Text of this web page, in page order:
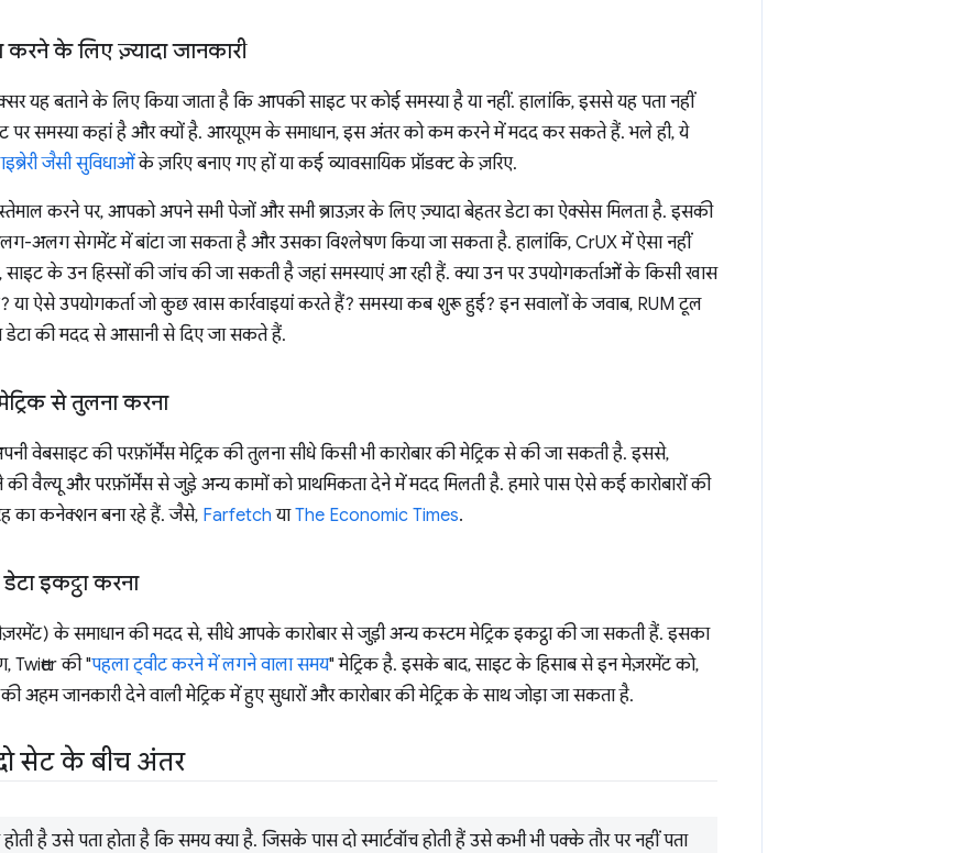
के लिए ज़्यादा जानकारी
यह बताने के लिए किया जाता है कि आपकी साइट पर कोई समस्या है या नहीं. हालांकि, इससे यह पता नहीं
पर समस्या कहां है और क्यों है. आरयूएम के समाधान, इस अंतर को कम करने में मदद कर सकते हैं. भले ही, ये
जैसी सुविधाओंके ज़रिए बनाए गए हों या कई व्यावसायिक प्रॉडक्ट के ज़रिए.
करने पर, आपको अपने सभी पेजों और सभी ब्राउज़र के लिए ज़्यादा बेहतर डेटा का ऐक्सेस मिलता है. इसकी
अलग सेगमेंट में बांटा जा सकता है और उसका विश्लेषण किया जा सकता है. हालांकि, CrUX में ऐसा नहीं
के उन हिस्सों की जांच की जा सकती है जहां समस्याएं आ रही हैं. क्या उन पर उपयोगकर्ताओं के किसी खास
या ऐसे उपयोगकर्ता जो कुछ खास कार्रवाइयां करते हैं? समस्या कब शुरू हुई? इन सवालों के जवाब, RUM टूल
डेटा की मदद से आसानी से दिए जा सकते हैं.
से तुलना करना
वेबसाइट की परफ़ॉर्मेंस मेट्रिक की तुलना सीधे किसी भी कारोबार की मेट्रिक से की जा सकती है. इससे,
वैल्यू और परफ़ॉर्मेंस से जुड़े अन्य कामों को प्राथमिकता देने में मदद मिलती है. हमारे पास ऐसे कई कारोबारों की
का कनेक्शन बना रहे हैं. जैसे, Farfetch याThe Economic Times.
इकट्ठा करना
के समाधान की मदद से, सीधे आपके कारोबार से जुड़ी अन्य कस्टम मेट्रिक इकट्ठा की जा सकती हैं. इसका
Twitter की "पहला ट्वीट करने में लगने वाला समय" मेट्रिक है. इसके बाद, साइट के हिसाब से इन मेज़रमेंट को,
अहम जानकारी देने वाली मेट्रिक में हुए सुधारों और कारोबार की मेट्रिक के साथ जोड़ा जा सकता है.
सेट के बीच अंतर
है उसे पता होता है कि समय क्या है. जिसके पास दो स्मार्टवॉच होती हैं उसे कभी भी पक्के तौर पर नहीं पता